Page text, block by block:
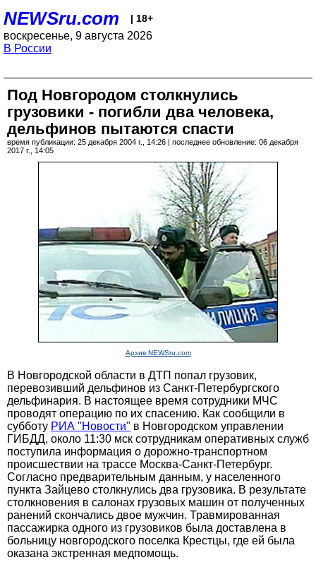
NEWSru.com | 18+
воскресенье, 9 августа 2026
В России
Под Новгородом столкнулись
грузовики - погибли два человека,
дельфинов пытаются спасти
время публикации: 25 декабря 2004 г., 14:26 | последнее обновление: 06 декабря
2017 г., 14:05
Архив NEWSru.com
В Новгородской области в ДТП попал грузовик,
перевозивший дельфинов из Санкт-Петербургского
дельфинария. В настоящее время сотрудники МЧС
проводят операцию по их спасению. Как сообщили в
субботу РИА "Новости" в Новгородском управлении
ГИБДД, около 11:30 мск сотрудникам оперативных служб
поступила информация о дорожно-транспортном
происшествии на трассе Москва-Санкт-Петербург.
Согласно предварительным данным, у населенного
пункта Зайцево столкнулись два грузовика. В результате
столкновения в салонах грузовых машин от полученных
ранений скончались двое мужчин. Травмированная
пассажирка одного из грузовиков была доставлена в
больницу новгородского поселка Крестцы, где ей была
оказана экстренная медпомощь.